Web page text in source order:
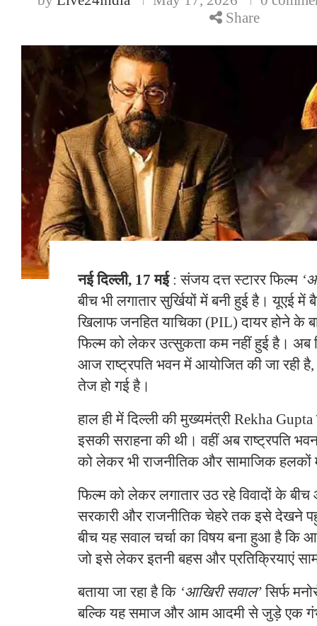
Share
नई दिल्ली, 17 मई: संजय दत्त स्टारर फिल्म
बीच भी लगातार सुर्खियों में बनी हुई है। यूएई
खिलाफ जनहित याचिका (PIL) दायर होने के
फिल्म को लेकर उत्सुकता कम नहीं हुई है। अब
आज राष्ट्रपति भवन में आयोजित की जा रही
तेज हो गई है।
हाल ही में दिल्ली की मुख्यमंत्री Rekha
इसकी सराहना की थी। वहीं अब राष्ट्रपति
को लेकर भी राजनीतिक और सामाजिक हलकों
फिल्म को लेकर लगातार उठ रहे विवादों के
सरकारी और राजनीतिक चेहरे तक इसे देखने
बीच यह सवाल चर्चा का विषय बना हुआ है कि
जो इसे लेकर इतनी बहस और प्रतिक्रियाएं
बताया जा रहा है कि ‘आखिरी सवाल’सिर्फ
बल्कि यह समाज और आम आदमी से जुड़े एक